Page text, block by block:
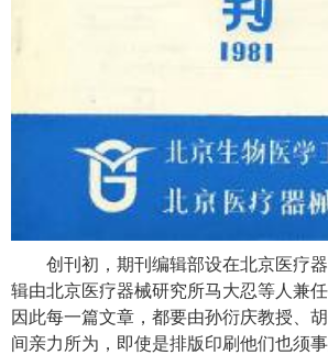
创刊初，期刊编辑部设在北京医疗
辑由北京医疗器械研究所马大忍等人兼
因此每一篇文章，都要由孙衍庆教授、
间亲力所为，即使是排版印刷他们也须事